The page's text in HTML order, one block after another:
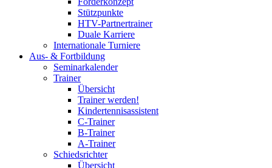
Stützpunkte
HTV-Partnertrainer
Duale Karriere
Internationale Turniere
Aus- & Fortbildung
Seminarkalender
Trainer
Übersicht
Trainer werden!
Kindertennisassistent
C-Trainer
B-Trainer
A-Trainer
Schiedsrichter
Übersicht